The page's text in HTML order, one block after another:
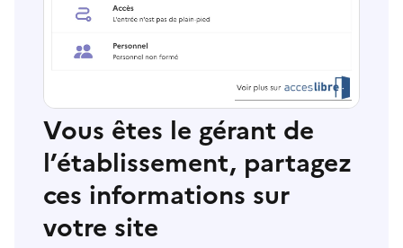
Vous êtes le gérant de
l’établissement, partagez
ces informations sur
votre site